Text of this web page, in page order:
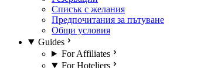
Списък с желания
Предпочитания за пътуване
Общи условия
Guides
For Affiliates
For Hoteliers